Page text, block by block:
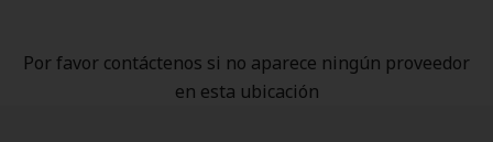
Por favor contáctenos si no aparece ningún proveedor
en esta ubicación